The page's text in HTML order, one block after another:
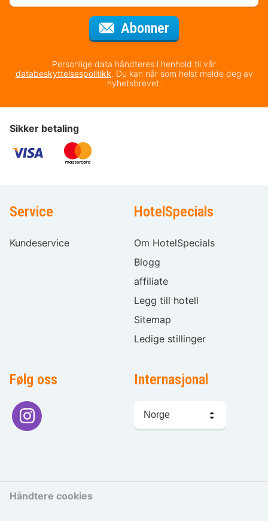
Abonner
Personlige data håndteres i henhold til vår
databeskyttelsespolitikk. Du kan når som helst melde deg av
nyhetsbrevet.
Sikker betaling
Service
Kundeservice
HotelSpecials
Om HotelSpecials
Blogg
affiliate
Legg till hotell
Sitemap
Ledige stillinger
Følg oss Internasjonal
Håndtere cookies